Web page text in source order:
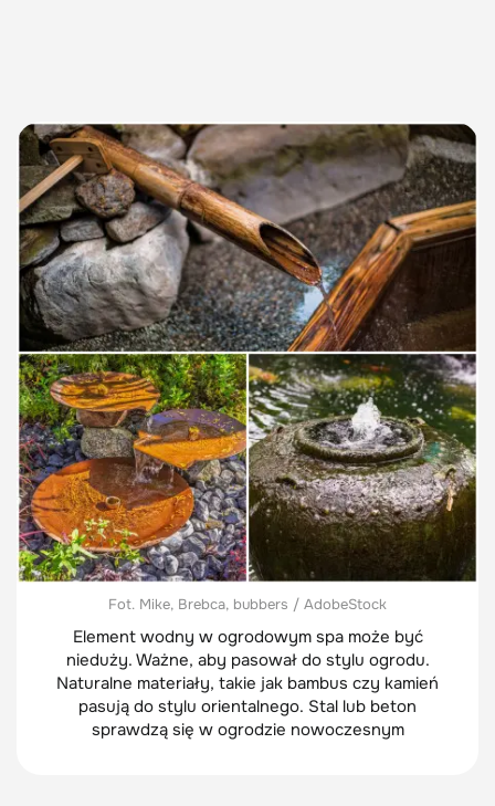
Fot. Mike, Brebca, bubbers / AdobeStock
Element wodny w ogrodowym spa może być
nieduży. Ważne, aby pasował do stylu ogrodu.
Naturalne materiały, takie jak bambus czy kamień
pasują do stylu orientalnego. Stal lub beton
sprawdzą się w ogrodzie nowoczesnym